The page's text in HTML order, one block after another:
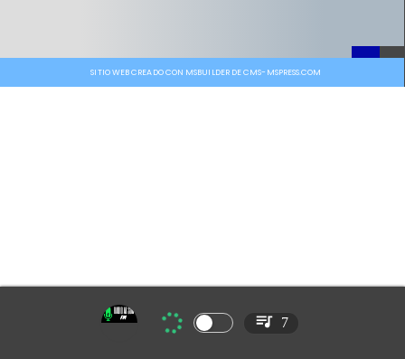
SITIO WEB CREADO CON MSBUILDER DE CMS-MSPRESS.COM
7